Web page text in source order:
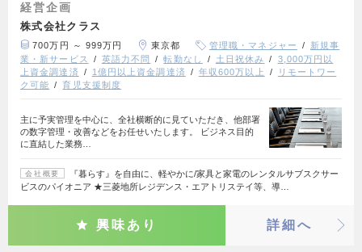
経営企画
株式会社クラス
700万円 ～ 999万円 東京都 管理職・マネジャー
新規事
業・新サービス
英語力不問 転勤なし 土日祝休み
3,000万円以
上資金調達済
1億円以上資金調達済 年収600万以上
リモートワー
ク可能
育児支援制度
主に予実管理を中心に、全社横断的に見ていただき、他部署
の数字管理・改善などをお任せいたします。 ビジネス目的
に直結した業務…
会社概要
『暮らす』を自由に、軽やかに/家具と家電のレンタルサブスクサー
ビスのパイオニア ★三菱地所レジデンス・エアトリステイ等、導…
興味あり 詳細へ